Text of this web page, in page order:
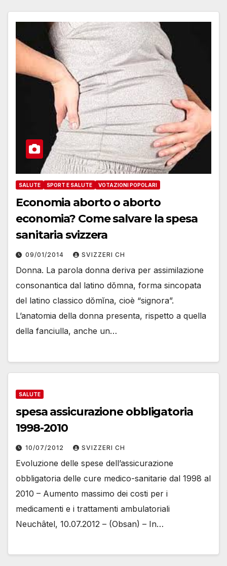
SALUTE SPORT E SALUTE VOTAZIONI POPOLARI
Economia aborto o aborto
economia? Come salvare la spesa
sanitaria svizzera
09/01/2014 SVIZZERI CH
Donna. La parola donna deriva per assimilazione
consonantica dal latino dŏmna, forma sincopata
del latino classico dŏmĭna, cioè “signora”.
L’anatomia della donna presenta, rispetto a quella
della fanciulla, anche un…
SALUTE
spesa assicurazione obbligatoria
1998-2010
10/07/2012 SVIZZERI CH
Evoluzione delle spese dell’assicurazione
obbligatoria delle cure medico-sanitarie dal 1998 al
2010 – Aumento massimo dei costi per i
medicamenti e i trattamenti ambulatoriali
Neuchâtel, 10.07.2012 – (Obsan) – In…